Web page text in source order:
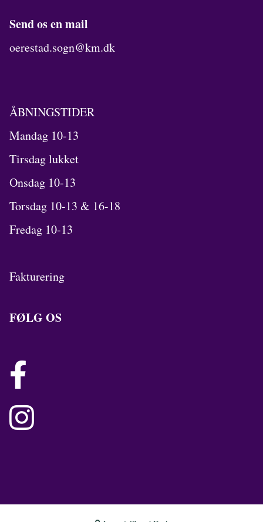
Send os en mail
oerestad.sogn@km.dk
ÅBNINGSTIDER
Mandag 10-13
Tirsdag lukket
Onsdag 10-13
Torsdag 10-13 & 16-18
Fredag 10-13
Fakturering
FØLG OS

